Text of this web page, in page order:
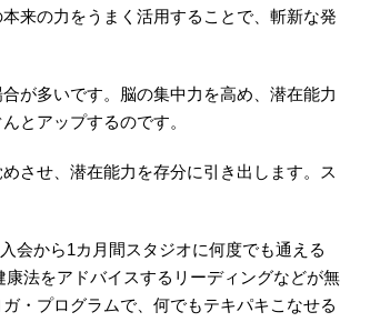
来の力をうまく活用することで、斬新な発
が多いです。脳の集中力を高め、潜在能力
とアップするのです。
させ、潜在能力を存分に引き出します。ス
会から1カ月間スタジオに何度でも通える
法をアドバイスするリーディングなどが無
・プログラムで、何でもテキパキこなせる